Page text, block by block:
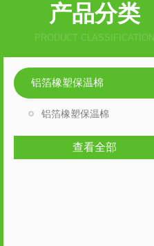
产品分类
PRODUCT CLASSIFICATION
铝箔橡塑保温棉
铝箔橡塑保温棉
查看全部